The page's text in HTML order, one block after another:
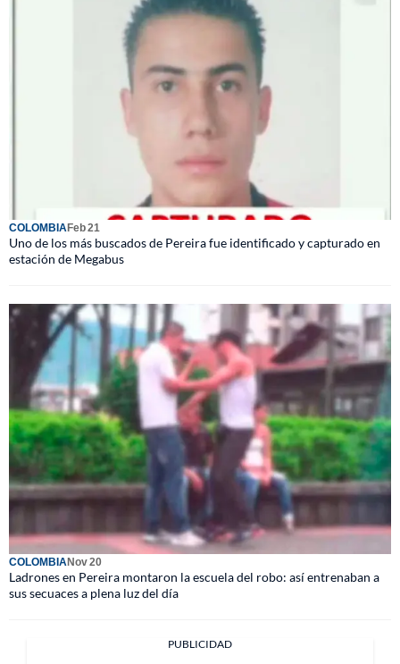
COLOMBIAFeb 21
Uno de los más buscados de Pereira fue identificado y capturado en
estación de Megabus
COLOMBIANov 20
Ladrones en Pereira montaron la escuela del robo: así entrenaban a
sus secuaces a plena luz del día
PUBLICIDAD